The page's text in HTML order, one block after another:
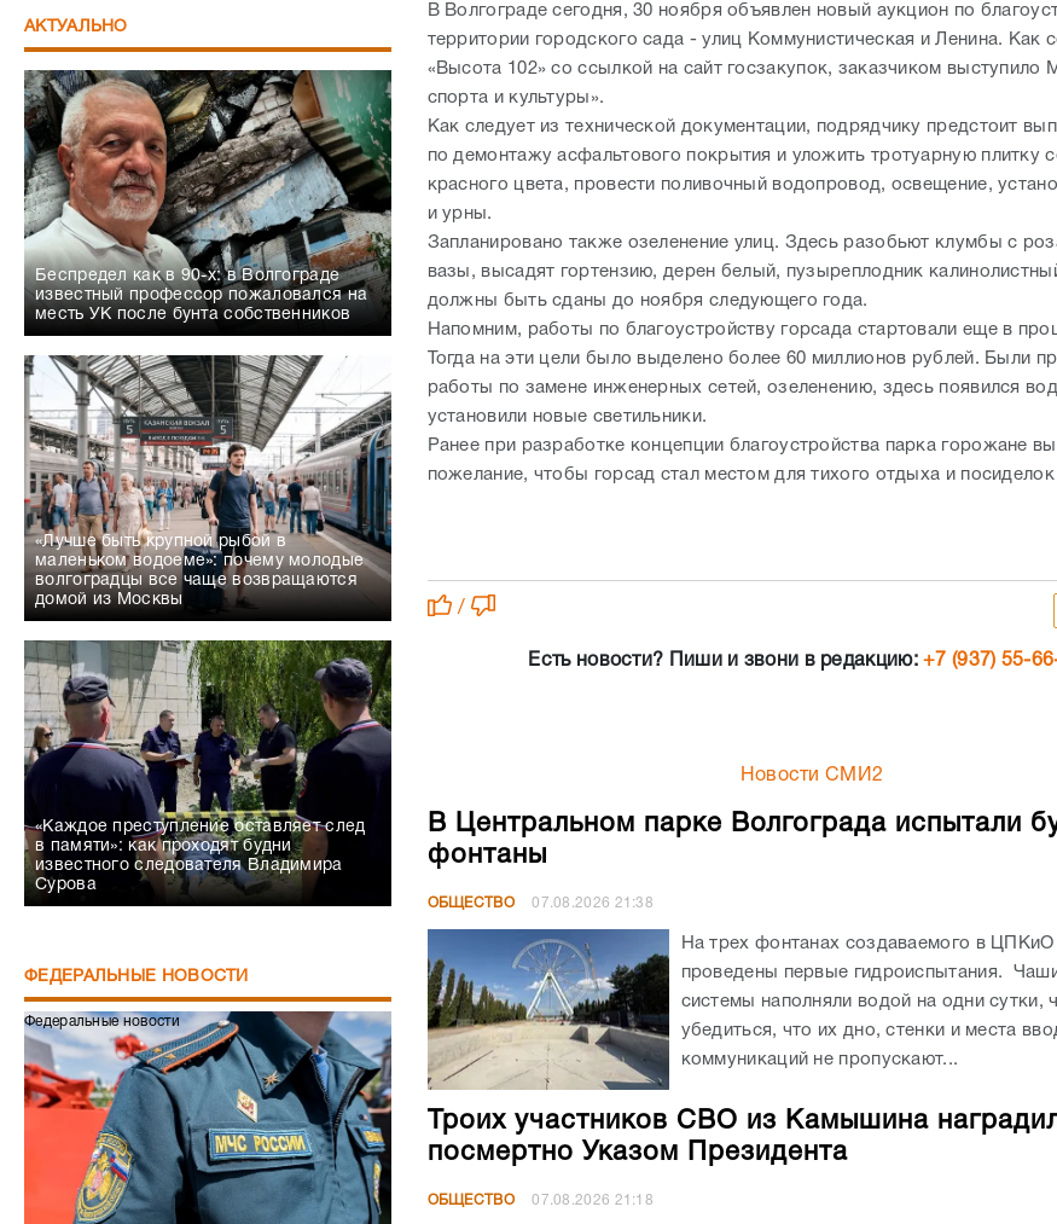
АКТУАЛЬНО
Беспредел как в 90-х: в Волгограде
известный профессор пожаловался на
месть УК после бунта собственников
«Лучше быть крупной рыбой в
маленьком водоеме»: почему молодые
волгоградцы все чаще возвращаются
домой из Москвы
«Каждое преступление оставляет след
в памяти»: как проходят будни
известного следователя Владимира
Сурова
ФЕДЕРАЛЬНЫЕ НОВОСТИ
Федеральные новости
В Волгограде сегодня, 30 ноября объявлен новый аукцион по
территории городского сада - улиц Коммунистическая и Ленина. Как
«Высота 102» со ссылкой на сайт госзакупок, заказчиком выступило
спорта и культуры».
Как следует из технической документации, подрядчику предстоит
по демонтажу асфальтового покрытия и уложить тротуарную плитку
красного цвета, провести поливочный водопровод, освещение,
и урны.
Запланировано также озеленение улиц. Здесь разобьют клумбы с
вазы, высадят гортензию, дерен белый, пузыреплодник
должны быть сданы до ноября следующего года.
Напомним, работы по благоустройству горсада стартовали еще в
Тогда на эти цели было выделено более 60 миллионов рублей. Были
работы по замене инженерных сетей, озеленению, здесь появился
установили новые светильники.
Ранее при разработке концепции благоустройства парка горожане
пожелание, чтобы горсад стал местом для тихого отдыха и
/
Есть новости? Пиши и звони в редакцию:+7 (937) 55-
Новости СМИ2
В Центральном парке Волгограда испытали
фонтаны
ОБЩЕСТВО 07.08.2026 21:38
На трех фонтанах создаваемого в ЦПКиО
проведены первые гидроиспытания.
системы наполняли водой на одни сутки,
убедиться, что их дно, стенки и места
коммуникаций не пропускают...
Троих участников СВО из Камышина
посмертно Указом Президента
ОБЩЕСТВО 07.08.2026 21:18